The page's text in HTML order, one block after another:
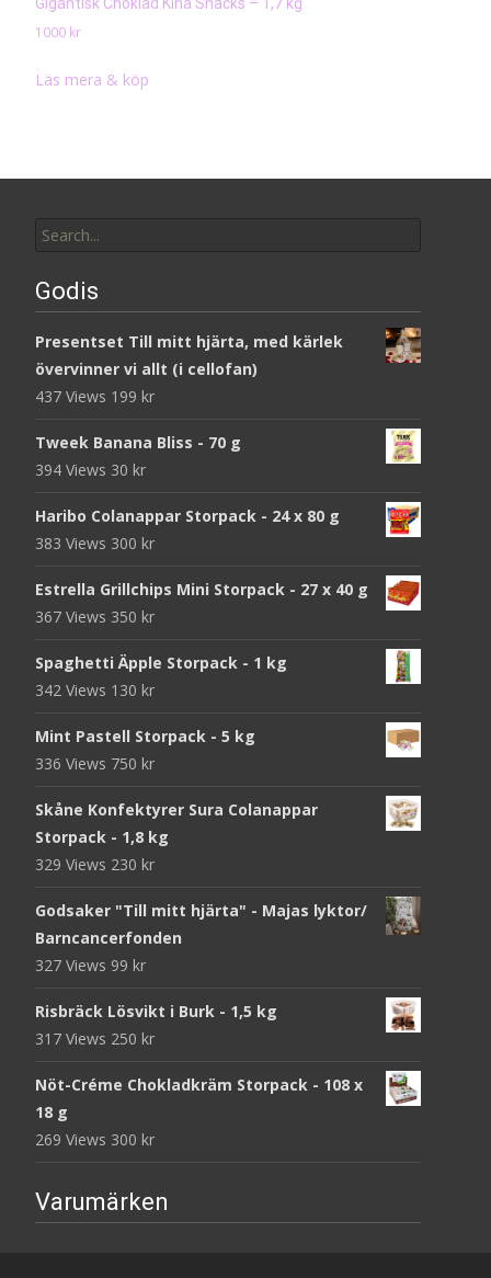
1000 kr
Läs mera & köp
for:
Godis
Presentset Till mitt hjärta, med kärlek
övervinner vi allt (i cellofan)
437 Views 199 kr
Tweek Banana Bliss - 70 g
394 Views 30 kr
Haribo Colanappar Storpack - 24 x 80 g
383 Views 300 kr
Estrella Grillchips Mini Storpack - 27 x 40 g
367 Views 350 kr
Spaghetti Äpple Storpack - 1 kg
342 Views 130 kr
Mint Pastell Storpack - 5 kg
336 Views 750 kr
Skåne Konfektyrer Sura Colanappar
Storpack - 1,8 kg
329 Views 230 kr
Godsaker "Till mitt hjärta" - Majas lyktor/
Barncancerfonden
327 Views 99 kr
Risbräck Lösvikt i Burk - 1,5 kg
317 Views 250 kr
Nöt-Créme Chokladkräm Storpack - 108 x
18 g
269 Views 300 kr
Varumärken